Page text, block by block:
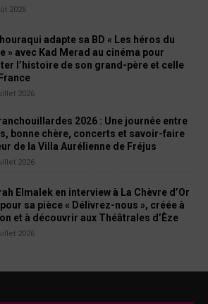
2026
adapte sa BD « Les héros du
» avec Kad Merad au cinéma pour
l’histoire de son grand-père et celle
2026
2026 : Une journée entre
bonne chère, concerts et savoir-faire
de la Villa Aurélienne de Fréjus
2026
Elmalek en interview à La Chèvre d’Or
sa pièce « Délivrez-nous », créée à
et à découvrir aux Théâtrales d’Èze
2026